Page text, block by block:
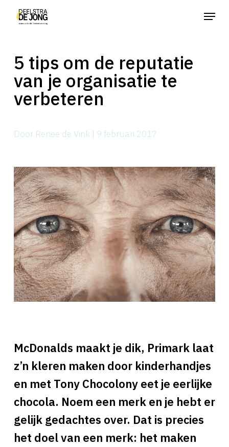
Skip
content
Menu
5 tips om de reputatie
van je organisatie te
verbeteren
Door Renee de Vink | 9 februari 2017
McDonalds maakt je dik, Primark laat
z’n kleren maken door kinderhandjes
en met Tony Chocolony eet je eerlijke
chocola. Noem een merk en je hebt er
gelijk gedachtes over. Dat is precies
het doel van een merk: het maken